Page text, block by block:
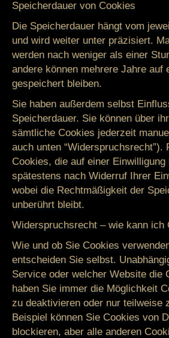
Speicherdauer von Cookies
Die Speicherdauer hängt vom
und wird weiter unter präzisiert.
werden nach weniger als einer
andere können mehrere Jahre auf
gespeichert bleiben.
Sie haben außerdem selbst
Speicherdauer. Sie können über
sämtliche Cookies jederzeit
auch unten “Widerspruchsrecht”).
Cookies, die auf einer Einwilligung
spätestens nach Widerruf Ihrer
wobei die Rechtmäßigkeit der
unberührt bleibt.
Widerspruchsrecht – wie kann ich
Wie und ob Sie Cookies
entscheiden Sie selbst.
Service oder welcher Website die
haben Sie immer die Möglichkeit
zu deaktivieren oder nur teilweise
Beispiel können Sie Cookies von
blockieren, aber alle anderen